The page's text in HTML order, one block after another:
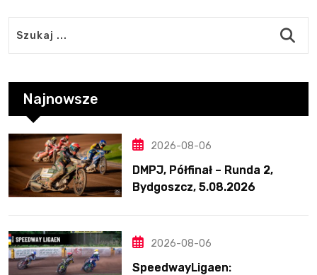
Najnowsze
2026-08-06
DMPJ, Półfinał – Runda 2,
Bydgoszcz, 5.08.2026
2026-08-06
SpeedwayLigaen: